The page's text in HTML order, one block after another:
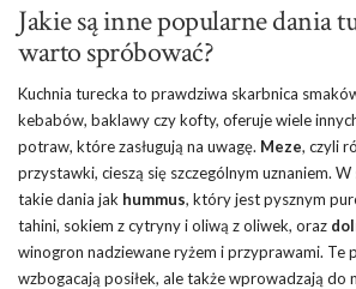
Jakie są inne popularne dania
warto spróbować?
Kuchnia turecka to prawdziwa skarbnica
kebabów, baklawy czy kofty, oferuje wiele
potraw, które zasługują na uwagę. Meze, czyli
przystawki, cieszą się szczególnym uznaniem. W
takie dania jak hummus, który jest pysznym
tahini, sokiem z cytryny i oliwą z oliwek, oraz
winogron nadziewane ryżem i przyprawami. Te
wzbogacają posiłek, ale także wprowadzają do